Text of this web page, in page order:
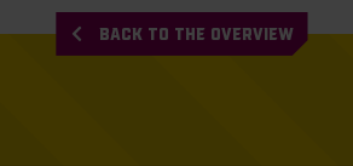
BACK TO THE OVERVIEW